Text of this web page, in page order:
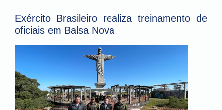
Exército Brasileiro realiza treinamento de
oficiais em Balsa Nova